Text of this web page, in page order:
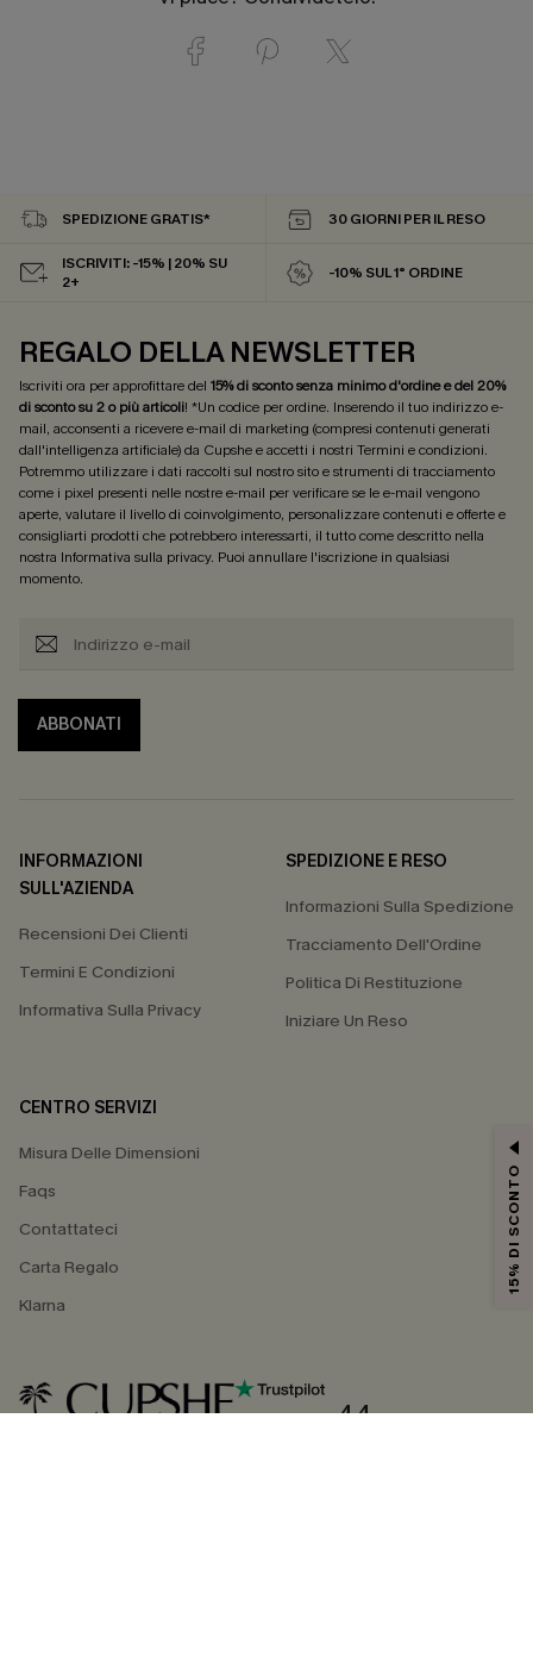
SPEDIZIONE GRATIS* 30 GIORNI PER IL RESO
ISCRIVITI: -15% | 20% SU
2+
-10% SUL 1° ORDINE
REGALO DELLA NEWSLETTER
Iscriviti ora per approfittare del 15% di sconto senza minimo d'ordine e del 20%
di sconto su 2 o più articoli! *Un codice per ordine. Inserendo il tuo indirizzo e-
mail, acconsenti a ricevere e-mail di marketing (compresi contenuti generati
dall'intelligenza artificiale) da Cupshe e accetti i nostri Termini e condizioni.
Potremmo utilizzare i dati raccolti sul nostro sito e strumenti di tracciamento
come i pixel presenti nelle nostre e-mail per verificare se le e-mail vengono
aperte, valutare il livello di coinvolgimento, personalizzare contenuti e offerte e
consigliarti prodotti che potrebbero interessarti, il tutto come descritto nella
nostra Informativa sulla privacy. Puoi annullare l'iscrizione in qualsiasi
momento.
ABBONATI
INFORMAZIONI
SULL'AZIENDA
Recensioni Dei Clienti
Termini E Condizioni
Informativa Sulla Privacy
SPEDIZIONE E RESO
Informazioni Sulla Spedizione
Tracciamento Dell'Ordine
Politica Di Restituzione
Iniziare Un Reso
CENTRO SERVIZI
Misura Delle Dimensioni
Faqs
Contattateci
Carta Regalo
Klarna
4.4
15% DI SCONTO